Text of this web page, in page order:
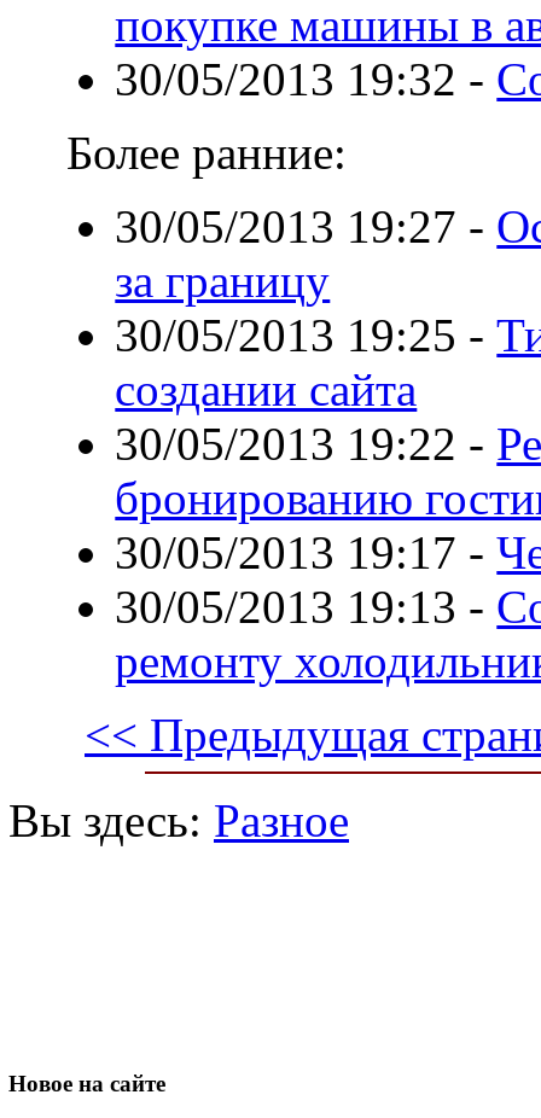
покупке машины в
30/05/2013 19:32 -
Более ранние:
30/05/2013 19:27 -
за границу
30/05/2013 19:25 -
создании сайта
30/05/2013 19:22 -
бронированию
30/05/2013 19:17 -
30/05/2013 19:13 -
ремонту
<< Предыдущая
Вы здесь: Разное
Новое на сайте